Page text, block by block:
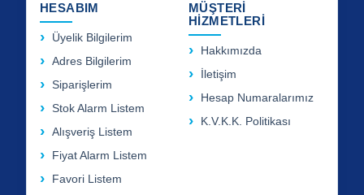
HESABIM
Üyelik Bilgilerim
Adres Bilgilerim
Siparişlerim
Stok Alarm Listem
Alışveriş Listem
Fiyat Alarm Listem
Favori Listem
MÜŞTERİ
HİZMETLERİ
Hakkımızda
İletişim
Hesap Numaralarımız
K.V.K.K. Politikası